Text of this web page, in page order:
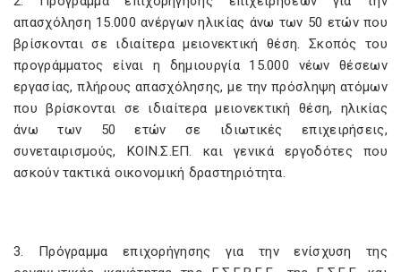
απασχόληση 15.000 ανέργων ηλικίας άνω των 50 ετών που
βρίσκονται σε ιδιαίτερα μειονεκτική θέση. Σκοπός του
προγράμματος είναι η δημιουργία 15.000 νέων θέσεων
εργασίας, πλήρους απασχόλησης, με την πρόσληψη ατόμων
που βρίσκονται σε ιδιαίτερα μειονεκτική θέση, ηλικίας
άνω των 50 ετών σε ιδιωτικές επιχειρήσεις,
συνεταιρισμούς, ΚΟΙΝ.Σ.ΕΠ. και γενικά εργοδότες που
ασκούν τακτικά οικονομική δραστηριότητα.
3. Πρόγραμμα επιχορήγησης για την ενίσχυση της